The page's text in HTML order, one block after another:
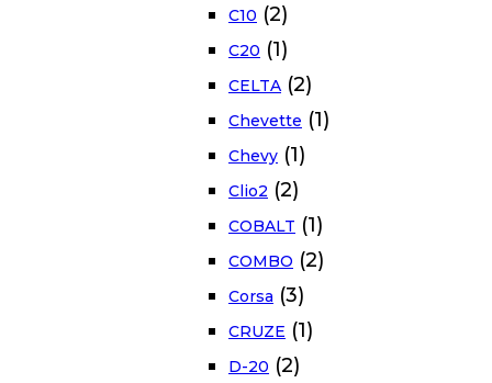
C10 (2)
C20 (1)
CELTA (2)
Chevette (1)
Chevy (1)
Clio2 (2)
COBALT (1)
COMBO (2)
Corsa (3)
CRUZE (1)
D-20 (2)